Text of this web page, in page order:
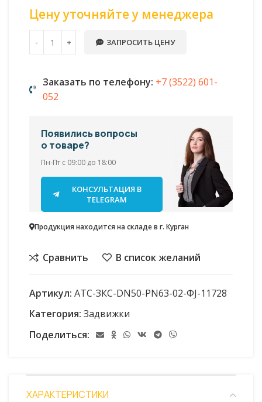
Цену уточняйте у менеджера
ЗАПРОСИТЬ ЦЕНУ
Заказать по телефону: +7 (3522) 601-
052
Появились вопросы
о товаре?
Пн-Пт с 09:00 до 18:00
КОНСУЛЬТАЦИЯ В
TELEGRAM
Продукция находится на складе в г. Курган
Сравнить В список желаний
Артикул: АТС-ЗКС-DN50-PN63-02-ФJ-11728
Категория: Задвижки
Поделиться:
ХАРАКТЕРИСТИКИ